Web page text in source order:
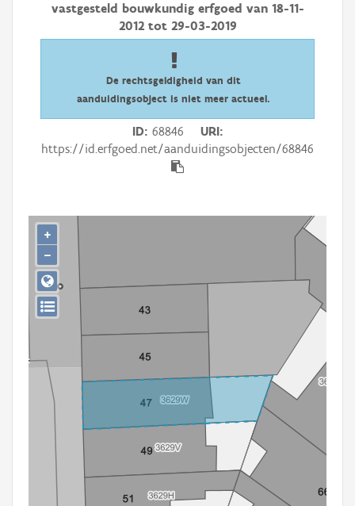
Waarneming
Downloads
Aanmelden
vastgesteld bouwkundig erfgoed van 18-11-
2012tot 29-03-2019
De rechtsgeldigheid van dit
aanduidingsobject is niet meer actueel.
ID 68846
URI
https://id.erfgoed.net/aanduidingsobjecten/68846
+
−